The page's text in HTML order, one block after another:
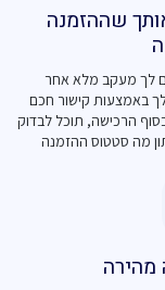
שההזמנה
לך מעקב מלא אחר
באמצעות קישור חכם
הרכישה, תוכל לבדוק
מה סטטוס ההזמנה